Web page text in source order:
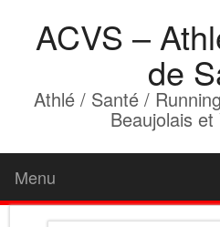
ACVS –
de
Athlé / Santé /
Beaujolais
Menu